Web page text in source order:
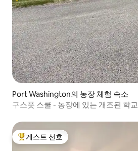
Port Washington의 농장 체험 숙소
구스풋 스쿨 - 농장에 있는 개조된 학교
상위 게스트 선호
게스트 선호